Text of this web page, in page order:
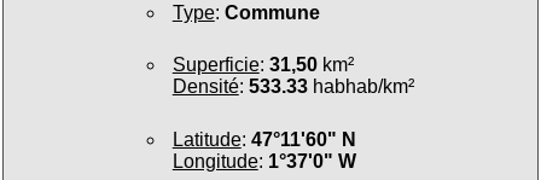
Type: Commune
Superficie: 31,50km²
Densité: 533.33habhab/km²
Latitude: 47°11'60" N
Longitude: 1°37'0" W